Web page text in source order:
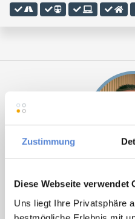
Zustimmung
Diese Webseite verwendet
Uns liegt Ihre Privatsphäre
Marcel Willing
Ansprechpartner